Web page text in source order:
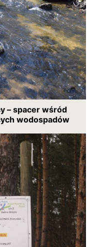
– spacer wśród
wodospadów